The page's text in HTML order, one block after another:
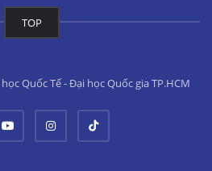
TOP
Quốc Tế - Đại học Quốc gia TP.HCM